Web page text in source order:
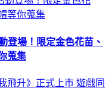
登場！限定金色花苗、
蒐集